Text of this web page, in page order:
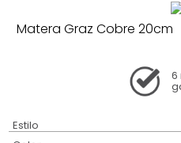
Matera Graz Cobre 20cm
6
Estilo